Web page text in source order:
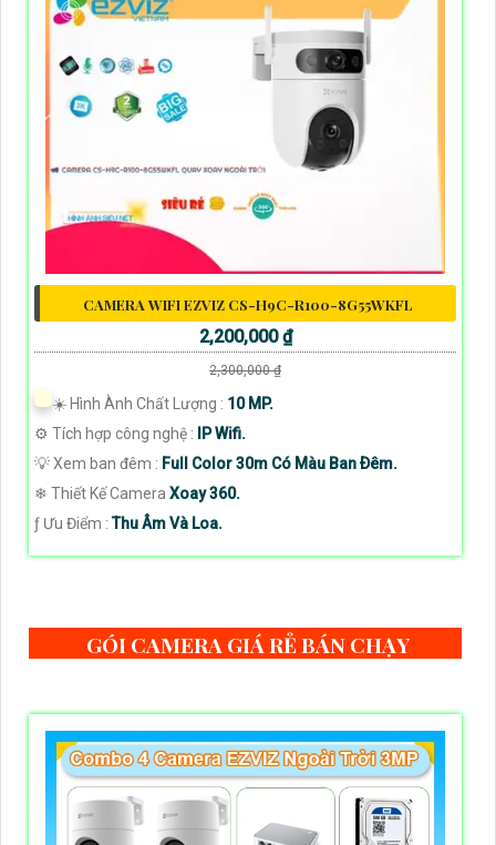
CAMERA WIFI EZVIZ CS-H9C-R100-8G55WKFL
2,200,000 ₫
2,300,000 ₫
☀️ Hình Ành Chất Lượng : 10 MP.
⚙ Tích hợp công nghệ : IP Wifi.
💡 Xem ban đêm : Full Color 30m Có Màu Ban Ðêm.
❄ Thiết Kế Camera Xoay 360.
️ƒ Ưu Điểm :Thu Âm Và Loa.
GÓI CAMERA GIÁ RẺ BÁN CHẠY